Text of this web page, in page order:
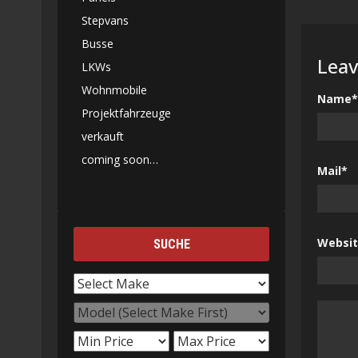
Name*
Mail*
Stepvans
Busse
LKWs
Wohnmobile
Projektfahrzeuge
verkauft
coming soon…
SUCHE